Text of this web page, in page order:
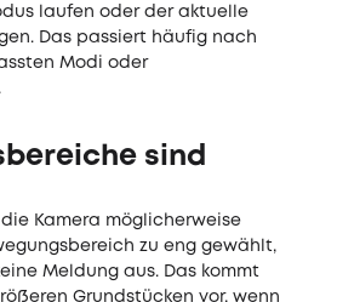
laufen oder der aktuelle
Das passiert häufig nach
Modi oder
sind
Kamera möglicherweise
zu eng gewählt,
Meldung aus. Das kommt
Grundstücken vor, wenn